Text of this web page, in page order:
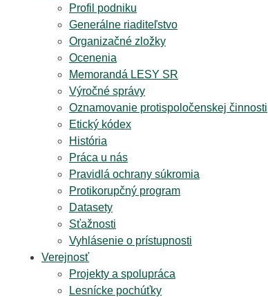
Profil podniku
Generálne riaditeľstvo
Organizačné zložky
Ocenenia
Memorandá LESY SR
Výročné správy
Oznamovanie protispoločenskej činnosti
Etický kódex
História
Práca u nás
Pravidlá ochrany súkromia
Protikorupčný program
Datasety
Sťažnosti
Vyhlásenie o prístupnosti
Verejnosť
Projekty a spolupráca
Lesnícke pochúťky